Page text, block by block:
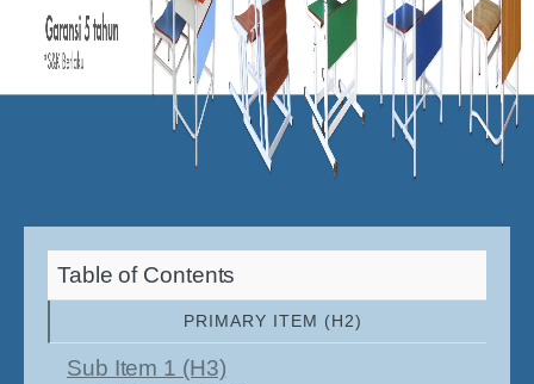
Table of Contents
PRIMARY ITEM (H2)
Sub Item 1 (H3)